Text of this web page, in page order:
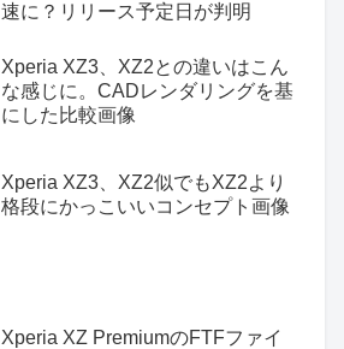
速に？リリース予定日が判明
Xperia XZ3、XZ2との違いはこん
な感じに。CADレンダリングを基
にした比較画像
Xperia XZ3、XZ2似でもXZ2より
格段にかっこいいコンセプト画像
Xperia XZ PremiumのFTFファイ